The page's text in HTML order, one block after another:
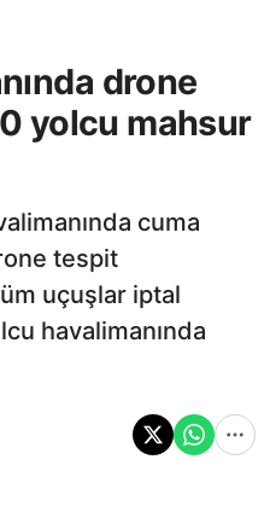
drone
yolcu mahsur
cuma
tespit
uçuşlar iptal
havalimanında